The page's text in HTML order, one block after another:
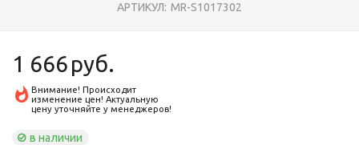
АРТИКУЛ: MR-S1017302
1 666руб.
Внимание! Происходит
изменение цен! Актуальную
цену уточняйте у менеджеров!
в наличии